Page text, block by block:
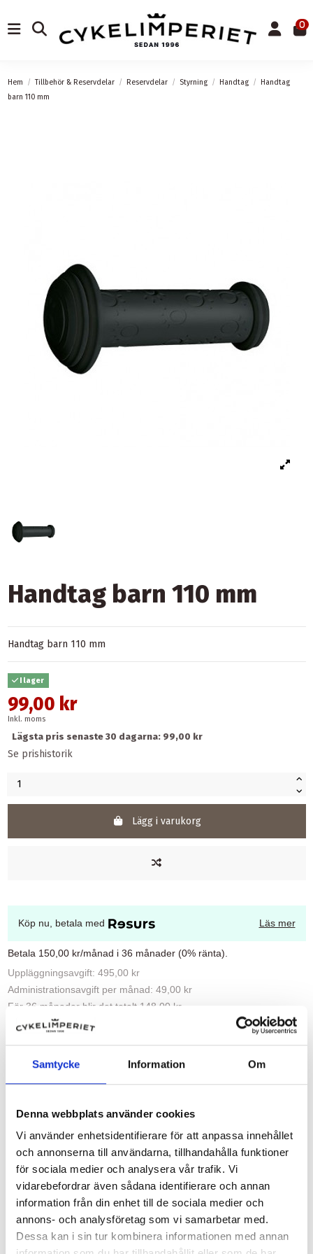
Samtycke Information Om
Denna webbplats använder cookies
Vi använder enhetsidentifierare för att anpassa innehållet
och annonserna till användarna, tillhandahålla funktioner
för sociala medier och analysera vår trafik. Vi
vidarebefordrar även sådana identifierare och annan
information från din enhet till de sociala medier och
annons- och analysföretag som vi samarbetar med.
Dessa kan i sin tur kombinera informationen med annan
0
Hem Tillbehör & Reservdelar Reservdelar Styrning Handtag
Handtag
barn 110 mm
Handtag barn 110 mm
Handtag barn 110 mm
I lager
99,00 kr
Inkl. moms
Lägsta pris senaste 30 dagarna: 99,00 kr
Se prishistorik
Lägg i varukorg
Köp nu, betala med Läs mer
Betala 150,00 kr/månad i 36 månader (0% ränta).
Uppläggningsavgift: 495,00 kr
Administrationsavgift per månad: 49,00 kr
För 36 månader blir det totalt 148,00 kr.
Att låna kostar pengar!
Om du inte kan betala tillbaka skulden i tid riskerar
svårigheter att få hyra bostad, teckna abonnemang
Beskrivning
Handtag anpassade för barn.
Omkullkörningsskydd i ändarna.
Total längd: 110 mm.